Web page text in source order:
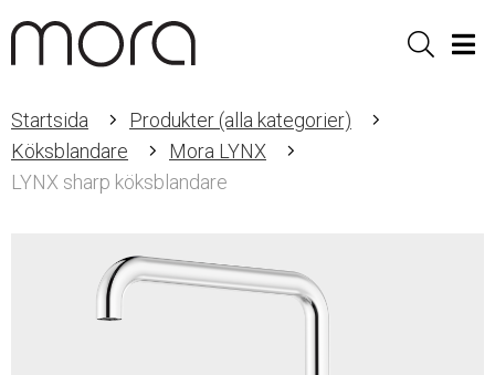
Sök
Startsida
Produkter (alla kategorier)
Köksblandare
Mora LYNX
LYNX sharp köksblandare